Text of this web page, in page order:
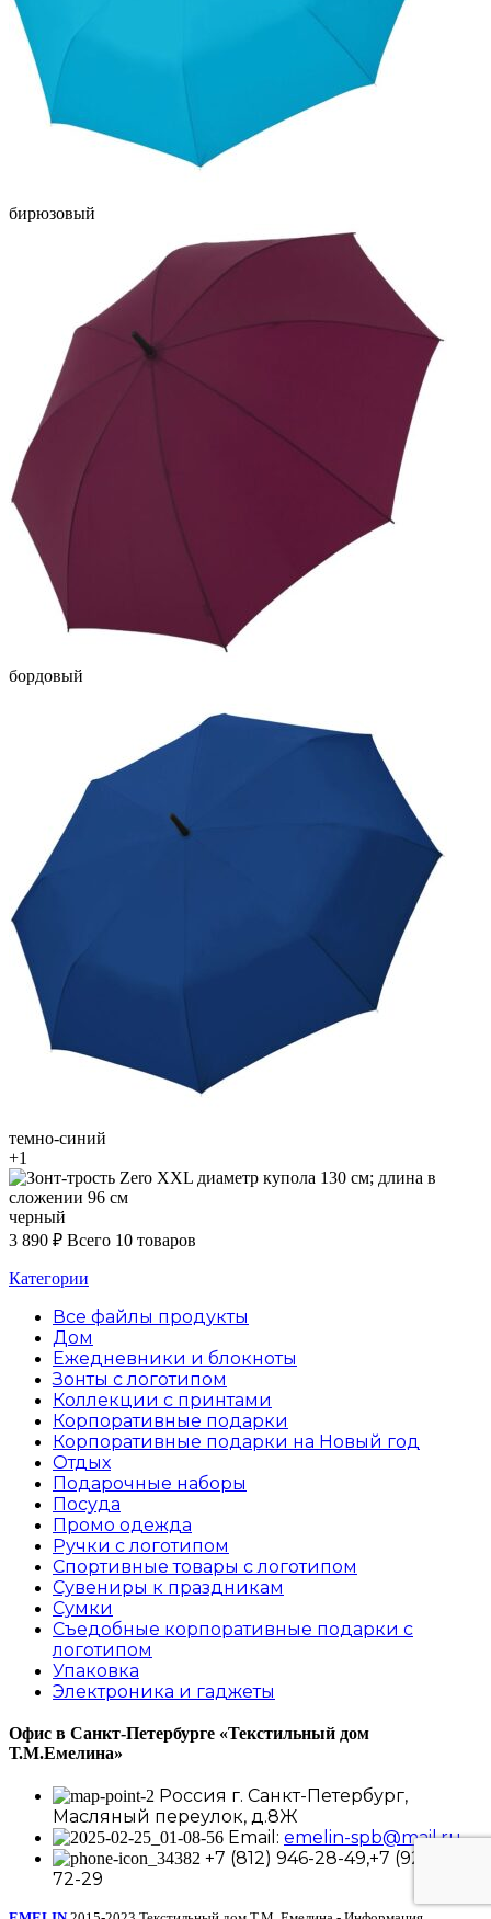
бирюзовый
бордовый
темно-синий
+1
черный
3 890 ₽ Всего 10 товаров
Категории
Все файлы продукты
Дом
Ежедневники и блокноты
Зонты с логотипом
Коллекции с принтами
Корпоративные подарки
Корпоративные подарки на Новый год
Отдых
Подарочные наборы
Посуда
Промо одежда
Ручки с логотипом
Спортивные товары с логотипом
Сувениры к праздникам
Сумки
Съедобные корпоративные подарки с
логотипом
Упаковка
Электроника и гаджеты
Офис в Санкт-Петербурге «Текстильный дом
Т.М.Емелина»
Россия г. Санкт-Петербург,
Масляный переулок, д.8Ж
Email: emelin-spb@mail.ru
+7 (812) 946-28-49,+7 (921) 416-
72-29